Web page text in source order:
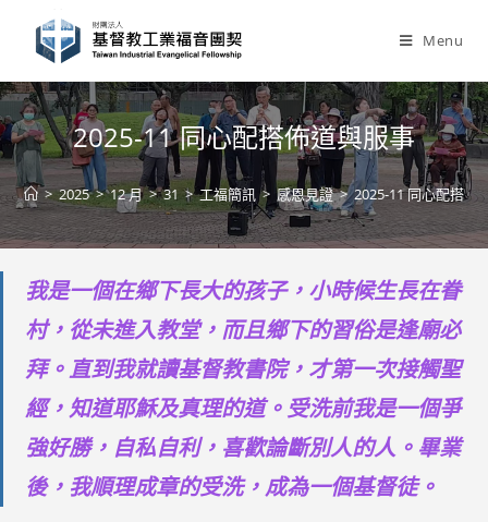
content
Menu
2025-11 同心配搭佈道與服事
> 2025 > 12 月 > 31 > 工福簡訊 > 感恩見證 > 2025-11 同心配搭佈
我是一個在鄉下長大的孩子，小時候生長在眷
村，從未進入教堂，而且鄉下的習俗是逢廟必
拜。直到我就讀基督教書院，才第一次接觸聖
經，知道耶穌及真理的道。受洗前我是一個爭
強好勝，自私自利，喜歡論斷別人的人。畢業
後，我順理成章的受洗，成為一個基督徒。